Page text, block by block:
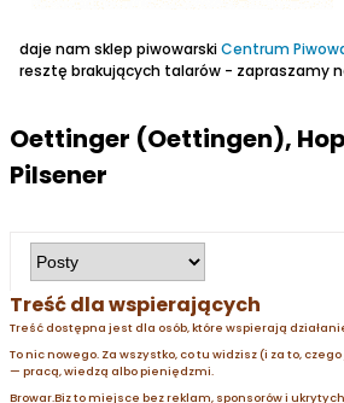
daje nam sklep piwowarskiCentrum
resztę brakujących talarów - zapraszamy
Oettinger (Oettingen),
Pilsener
Treść dla wspierających
Treść dostępna jest dla osób, które wspierają
To nic nowego. Za wszystko, co tu widzisz (i za to,
— pracą, wiedzą albo pieniędzmi.
Browar.Biz to miejsce bez reklam, sponsorów i